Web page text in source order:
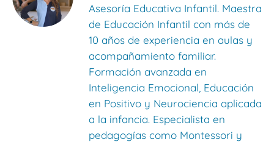
Asesoría Educativa Infantil. Maestra
de Educación Infantil con más de
10 años de experiencia en aulas y
acompañamiento familiar.
Formación avanzada en
Inteligencia Emocional, Educación
en Positivo y Neurociencia aplicada
a la infancia. Especialista en
pedagogías como Montessori y